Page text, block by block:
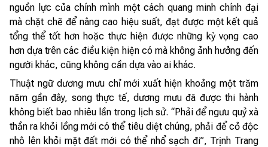
nguồn lực của chính mình một cách quang minh chính đại
mà chặt chẽ để nâng cao hiệu suất, đạt được một kết quả
tổng thể tốt hơn hoặc thực hiện được những kỳ vọng cao
hơn dựa trên các điều kiện hiện có mà không ảnh hưởng đến
người khác, cũng không cần dựa vào ai khác.
Thuật ngữ dương mưu chỉ mới xuất hiện khoảng một trăm
năm gần đây, song thực tế, dương mưu đã được thi hành
không biết bao nhiêu lần trong lịch sử. “Phải để ngưu quỷ xà
thần ra khỏi lồng mới có thể tiêu diệt chúng, phải để cỏ độc
nhô lên khỏi mặt đất mới có thể nhổ sạch đi”, Trịnh Trang